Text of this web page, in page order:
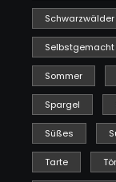
Schwarzwälder
Selbstgemacht
Sommer
Spargel
Süßes
Tarte